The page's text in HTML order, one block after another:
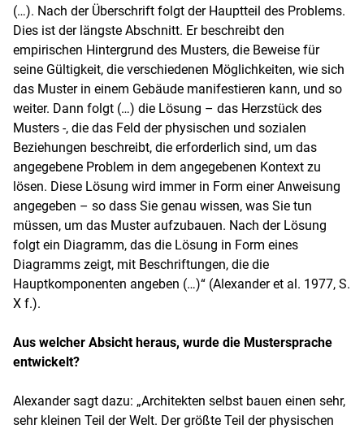
(…). Nach der Überschrift folgt der Hauptteil des Problems.
Dies ist der längste Abschnitt. Er beschreibt den
empirischen Hintergrund des Musters, die Beweise für
seine Gültigkeit, die verschiedenen Möglichkeiten, wie sich
das Muster in einem Gebäude manifestieren kann, und so
weiter. Dann folgt (…) die Lösung – das Herzstück des
Musters -, die das Feld der physischen und sozialen
Beziehungen beschreibt, die erforderlich sind, um das
angegebene Problem in dem angegebenen Kontext zu
lösen. Diese Lösung wird immer in Form einer Anweisung
angegeben – so dass Sie genau wissen, was Sie tun
müssen, um das Muster aufzubauen. Nach der Lösung
folgt ein Diagramm, das die Lösung in Form eines
Diagramms zeigt, mit Beschriftungen, die die
Hauptkomponenten angeben (…)“ (Alexander et al. 1977, S.
X f.).
Aus welcher Absicht heraus, wurde die Mustersprache
entwickelt?
Alexander sagt dazu: „Architekten selbst bauen einen sehr,
sehr kleinen Teil der Welt. Der größte Teil der physischen